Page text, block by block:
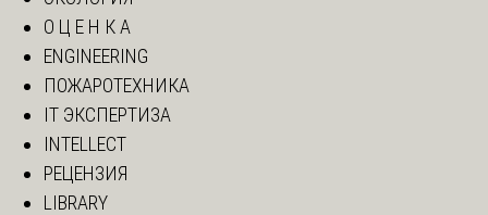
О Ц Е Н К А
ENGINEERING
ПОЖАРОТЕХНИКА
IT ЭКСПЕРТИЗА
INTELLECT
РЕЦЕНЗИЯ
LIBRARY